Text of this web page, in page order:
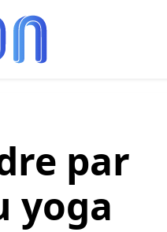
par
yoga